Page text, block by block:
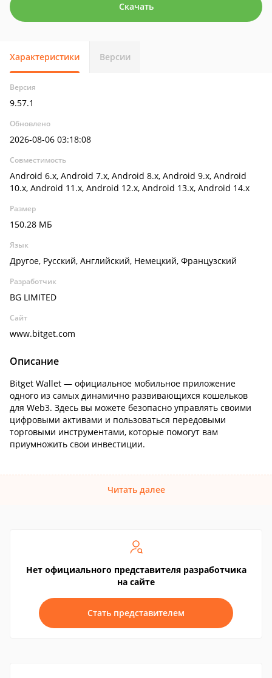
Скачать
Характеристики Версии
Версия
9.57.1
Обновлено
2026-08-06 03:18:08
Совместимость
Android 6.x, Android 7.x, Android 8.x, Android 9.x, Android
10.x, Android 11.x, Android 12.x, Android 13.x, Android 14.x
Размер
150.28 МБ
Язык
Другое, Русский, Английский, Немецкий, Французский
Разработчик
BG LIMITED
Сайт
www.bitget.com
Описание
Bitget Wallet — официальное мобильное приложение
одного из самых динамично развивающихся кошельков
для Web3. Здесь вы можете безопасно управлять своими
цифровыми активами и пользоваться передовыми
торговыми инструментами, которые помогут вам
приумножить свои инвестиции.
Читать далее
Нет официального представителя разработчика
на сайте
Стать представителем